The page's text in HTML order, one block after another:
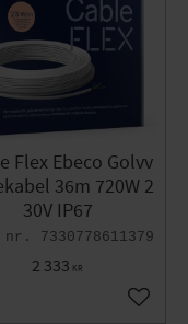
Flex Ebeco Golvv
36m 720W 2
30V IP67
7330778611379
2 333 KR
Lägg